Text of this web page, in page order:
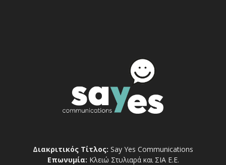
Διακριτικός Τίτλος: Say Yes Communications
Επωνυμία: Κλειώ Στυλιαρά και ΣΙΑ Ε.Ε.